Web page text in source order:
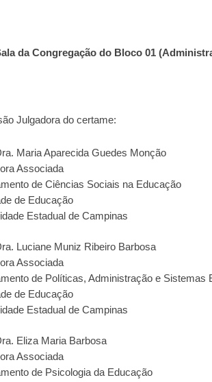
da Congregação do Bloco 01
Julgadora do certame:
Maria Aparecida Guedes Monção
Associada
de Ciências Sociais na Educação
de Educação
Estadual de Campinas
Luciane Muniz Ribeiro Barbosa
Associada
de Políticas, Administração e Sistemas
de Educação
Estadual de Campinas
Eliza Maria Barbosa
Associada
de Psicologia da Educação